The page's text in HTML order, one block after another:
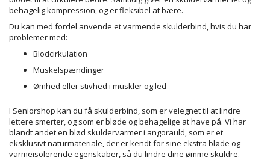
behagelig kompression, og er fleksibel at bære.
Du kan med fordel anvende et varmende skulderbind, hvis du har
problemer med:
Blodcirkulation
Muskelspændinger
Ømhed eller stivhed i muskler og led
I Seniorshop kan du få skulderbind, som er velegnet til at lindre
lettere smerter, og som er bløde og behagelige at have på. Vi har
blandt andet en blød skuldervarmer i angorauld, som er et
eksklusivt naturmateriale, der er kendt for sine ekstra bløde og
varmeisolerende egenskaber, så du lindre dine ømme skuldre.